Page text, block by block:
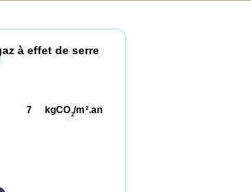
à effet de serre
kgCO2/m 2.an
7